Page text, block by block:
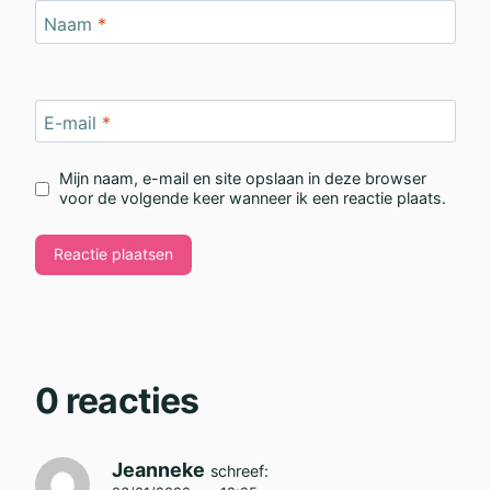
Naam *
E-mail *
Mijn naam, e-mail en site opslaan in deze browser
voor de volgende keer wanneer ik een reactie plaats.
0 reacties
Jeanneke schreef: